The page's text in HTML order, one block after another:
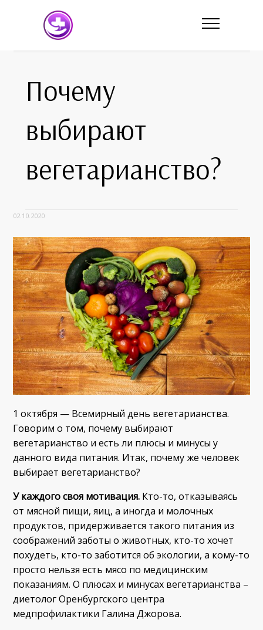
Почему
выбирают
вегетарианство?
02.10.2020
1 октября — Всемирный день вегетарианства.
Говорим о том, почему выбирают
вегетарианство и есть ли плюсы и минусы у
данного вида питания. Итак, почему же человек
выбирает вегетарианство?
У каждого своя мотивация. Кто-то, отказываясь
от мясной пищи, яиц, а иногда и молочных
продуктов, придерживается такого питания из
соображений заботы о животных, кто-то хочет
похудеть, кто-то заботится об экологии, а кому-то
просто нельзя есть мясо по медицинским
показаниям. О плюсах и минусах вегетарианства –
диетолог Оренбургского центра
медпрофилактики Галина Джорова.